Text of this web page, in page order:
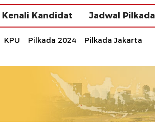
Kenali Kandidat Jadwal Pilkada
KPU Pilkada 2024 Pilkada Jakarta